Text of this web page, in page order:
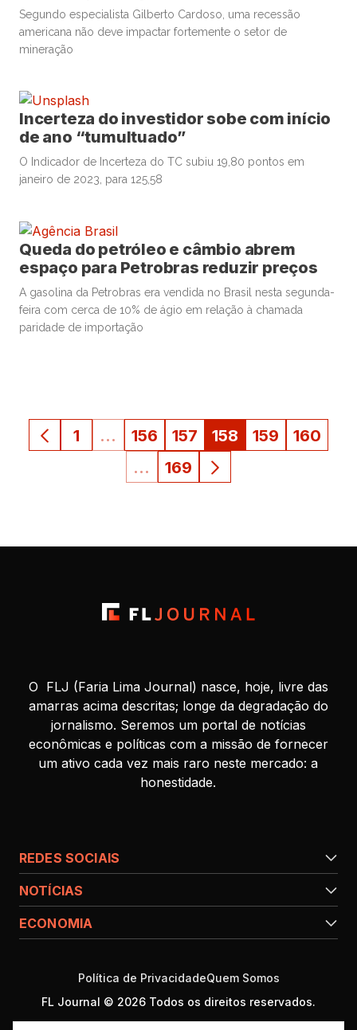
Segundo especialista Gilberto Cardoso, uma recessão
americana não deve impactar fortemente o setor de
mineração
Incerteza do investidor sobe com início
de ano “tumultuado”
O Indicador de Incerteza do TC subiu 19,80 pontos em
janeiro de 2023, para 125,58
Queda do petróleo e câmbio abrem
espaço para Petrobras reduzir preços
A gasolina da Petrobras era vendida no Brasil nesta segunda-
feira com cerca de 10% de ágio em relação à chamada
paridade de importação
1 … 156 157 158 159
160
…
169
O FLJ (Faria Lima Journal) nasce, hoje, livre das
amarras acima descritas; longe da degradação do
jornalismo. Seremos um portal de notícias
econômicas e políticas com a missão de fornecer
um ativo cada vez mais raro neste mercado: a
honestidade.
REDES SOCIAIS
NOTÍCIAS
ECONOMIA
FL Journal © 2026 Todos os direitos reservados.
Política de PrivacidadeQuem Somos